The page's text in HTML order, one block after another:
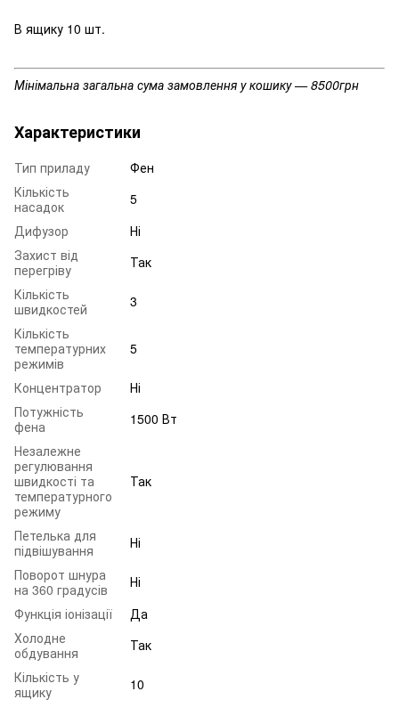
В ящику 10 шт.
Мінімальна загальна сума замовлення у кошику — 8500грн
Характеристики
Тип приладу
Фен
Кількість
насадок
5
Дифузор
Ні
Захист від
перегріву
Так
Кількість
швидкостей
3
Кількість
температурних
режимів
5
Концентратор
Ні
Потужність
фена
1500 Вт
Незалежне
регулювання
швидкості та
температурного
режиму
Так
Петелька для
підвішування
Ні
Поворот шнура
на 360 градусів
Ні
Функція іонізації
Да
Холодне
обдування
Так
Кількість у
ящику
10